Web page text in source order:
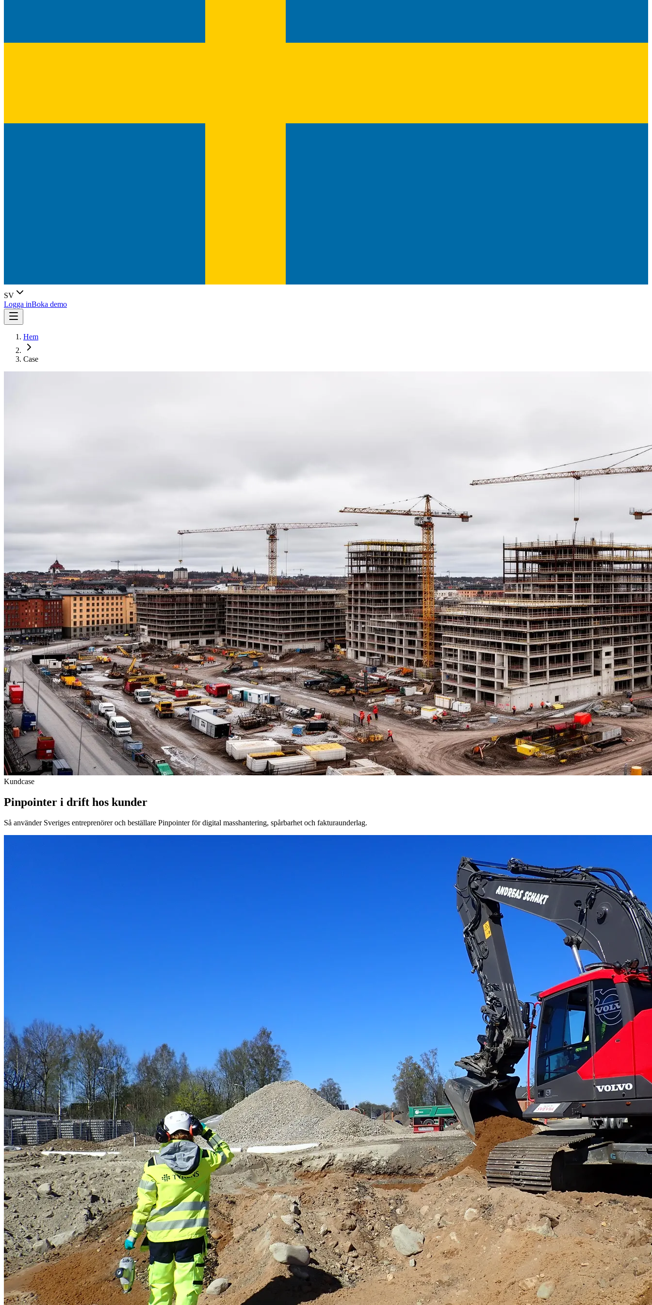
SV
Logga inBoka demo
Hem
Case
Kundcase
Pinpointer i drift hos kunder
Så använder Sveriges entreprenörer och beställare Pinpointer för digital masshantering, spårbarhet och fakturaunderlag.